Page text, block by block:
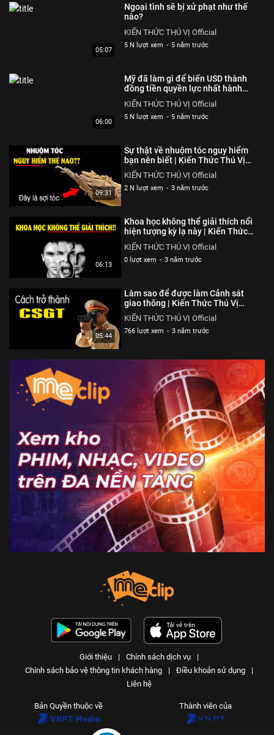
05:07
Ngoại tình sẽ bị xử phạt như thế
nào?
KIẾN THỨC THÚ VỊ Official
5 N lượt xem - 5 năm trước
06:00
Mỹ đã làm gì để biến USD thành
đồng tiền quyền lực nhất hành
tinh?
KIẾN THỨC THÚ VỊ Official
5 N lượt xem - 5 năm trước
09:31
Sự thật về nhuộm tóc nguy hiểm
bạn nên biết | Kiến Thức Thú Vị
Official
KIẾN THỨC THÚ VỊ Official
2 N lượt xem - 3 năm trước
06:13
Khoa học không thể giải thích nổi
hiện tượng kỳ lạ này | Kiến Thức
Thú Vị Official
KIẾN THỨC THÚ VỊ Official
0 lượt xem - 3 năm trước
05:44
Làm sao để được làm Cảnh sát
giao thông | Kiến Thức Thú Vị
Official
KIẾN THỨC THÚ VỊ Official
766 lượt xem - 3 năm trước
Giới thiệu | Chính sách dịch vụ
|
Chính sách bảo vệ thông tin khách hàng
| Điều khoản sử dụng
|
Liên hệ
Bản Quyền thuộc về Thành viên của